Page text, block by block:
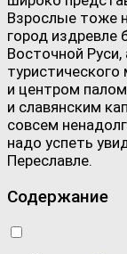
Взрослые тоже
город издревле
Восточной
и центром
и славянским
совсем
надо успеть
Переславле.
Содержание